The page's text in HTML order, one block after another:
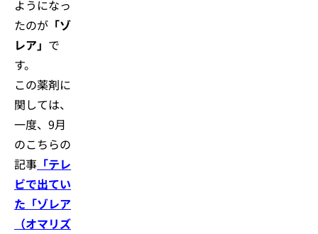
ようになっ
たのが 「ゾ
レア」 で
す。
この薬剤に
関しては、
一度、9月
のこちらの
記事 「テレ
ビで出てい
た「ゾレア
（オマリズ